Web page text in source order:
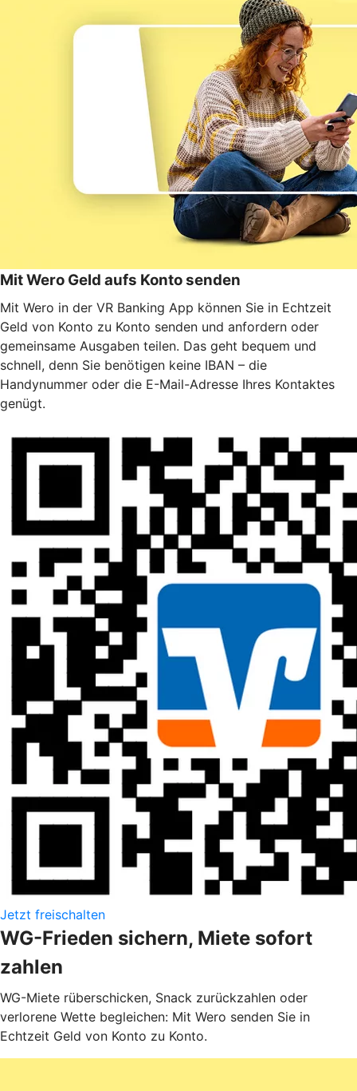
Mit Wero Geld aufs Konto senden
Mit Wero in der VR Banking App können Sie in Echtzeit
Geld von Konto zu Konto senden und anfordern oder
gemeinsame Ausgaben teilen. Das geht bequem und
schnell, denn Sie benötigen keine IBAN – die
Handynummer oder die E-Mail-Adresse Ihres Kontaktes
genügt.
Jetzt freischalten
WG-Frieden sichern, Miete sofort
zahlen
WG-Miete rüberschicken, Snack zurückzahlen oder
verlorene Wette begleichen: Mit Wero senden Sie in
Echtzeit Geld von Konto zu Konto.